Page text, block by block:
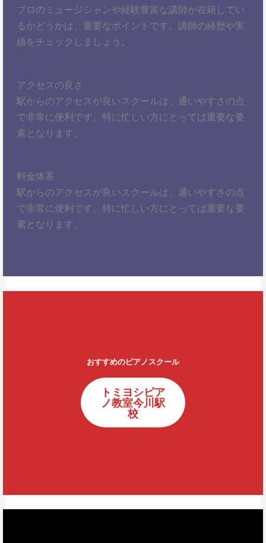
プロのミュージシャンや経験豊富な講師が在籍してい
るかどうかは、重要なポイントです。講師の経歴や実
績をチェックしましょう。
アクセスの良さ
駅からのアクセスが良いスクールは、通いやすさの点
で非常に便利です。特に忙しい方にとっては重要な要
素となります。
料金体系
駅からのアクセスが良いスクールは、通いやすさの点
で非常に便利です。特に忙しい方にとっては重要な要
素となります。
おすすめのピアノスクール
トミヨシピア
ノ教室今川駅
校